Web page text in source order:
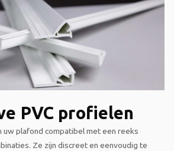
PVC profielen
uw plafond compatibel met een reeks
Ze zijn discreet en eenvoudig te